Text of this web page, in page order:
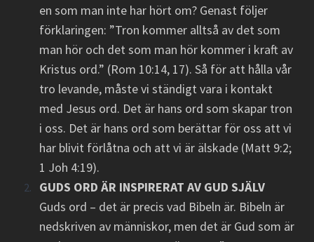
en som man inte har hört om? Genast följer
förklaringen: ”Tron kommer alltså av det som
man hör och det som man hör kommer i kraft av
Kristus ord.” (Rom 10:14, 17). Så för att hålla vår
tro levande, måste vi ständigt vara i kontakt
med Jesus ord. Det är hans ord som skapar tron
i oss. Det är hans ord som berättar för oss att vi
har blivit förlåtna och att vi är älskade (Matt 9:2;
1 Joh 4:19).
GUDS ORD ÄR INSPIRERAT AV GUD SJÄLV
Guds ord – det är precis vad Bibeln är. Bibeln är
nedskriven av människor, men det är Gud som är